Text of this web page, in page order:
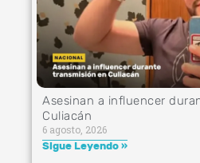
Asesinan a influencer
Culiacán
6 agosto, 2026
Sigue Leyendo »